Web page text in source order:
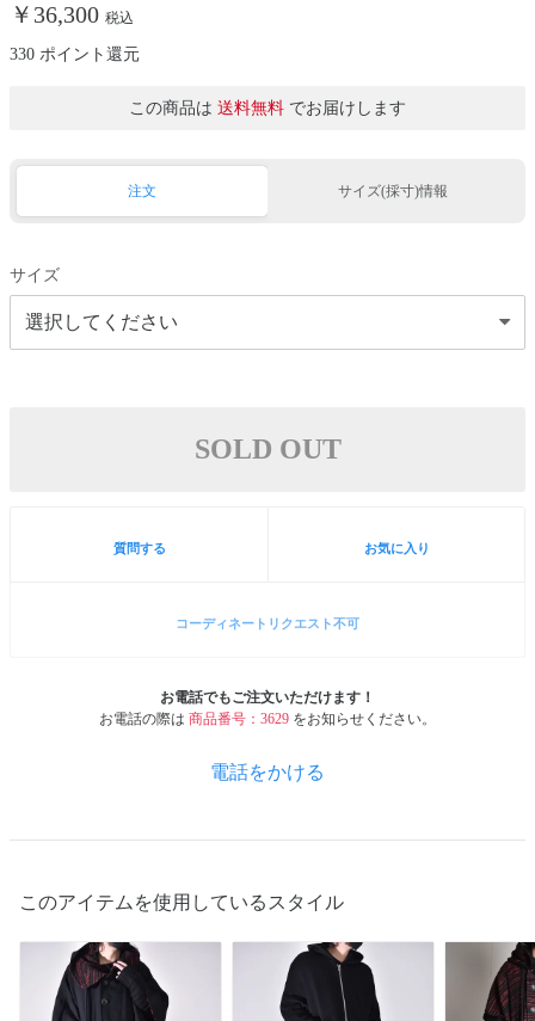
￥36,300 税込
330 ポイント還元
この商品は 送料無料 でお届けします
注文 サイズ(採寸)情報
サイズ
SOLD OUT
質問する お気に入り
コーディネートリクエスト不可
お電話でもご注文いただけます！
お電話の際は 商品番号：3629 をお知らせください。
電話をかける
このアイテムを使用しているスタイル